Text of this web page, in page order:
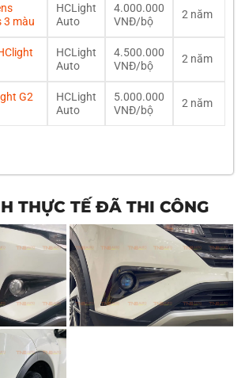
3 màu
HCLight
Auto
4.000.000
VNĐ/bộ
2 năm
HCLight
Auto
4.500.000
VNĐ/bộ
2 năm
G2
HCLight
Auto
5.000.000
VNĐ/bộ
2 năm
THỰC TẾ ĐÃ THI CÔNG